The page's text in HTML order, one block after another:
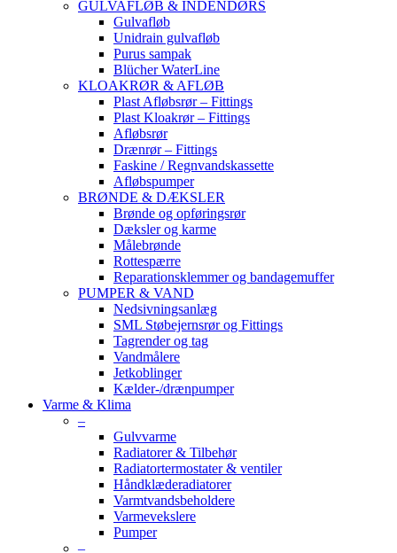
GULVAFLØB & INDENDØRS
Gulvafløb
Unidrain gulvafløb
Purus sampak
Blücher WaterLine
KLOAKRØR & AFLØB
Plast Afløbsrør – Fittings
Plast Kloakrør – Fittings
Afløbsrør
Drænrør – Fittings
Faskine / Regnvandskassette
Afløbspumper
BRØNDE & DÆKSLER
Brønde og opføringsrør
Dæksler og karme
Målebrønde
Rottespærre
Reparationsklemmer og bandagemuffer
PUMPER & VAND
Nedsivningsanlæg
SML Støbejernsrør og Fittings
Tagrender og tag
Vandmålere
Jetkoblinger
Kælder-/drænpumper
Varme & Klima
–
Gulvvarme
Radiatorer & Tilbehør
Radiatortermostater & ventiler
Håndklæderadiatorer
Varmtvandsbeholdere
Varmevekslere
Pumper
–